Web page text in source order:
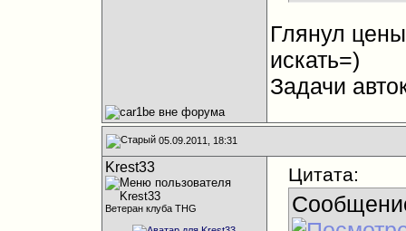
Глянул
искать=)
Задачи
05.09.2011, 18:31
Krest33
Ветеран клуба THG
Цитата: